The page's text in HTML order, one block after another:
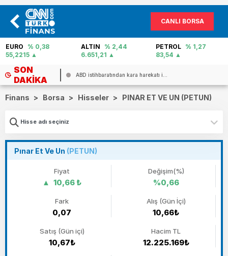
CANLI BORSA
ALTIN
% 2,44
6.651,21
PETROL
% 1,27
83,54
FAİZ % 40,02
0
SON
DAKIKA
ABD istihbaratından kara harekatı i...
Finans > Borsa > Hisseler > PINAR ET VE UN (PETUN)
Pınar Et Ve Un (PETUN)
Fiyat
10,66 ₺
Değişim(%)
%0,66
Fark
0,07
Alış (Gün İçi)
10,66₺
Satış (Gün içi)
10,67₺
Hacim TL
12.225.169₺